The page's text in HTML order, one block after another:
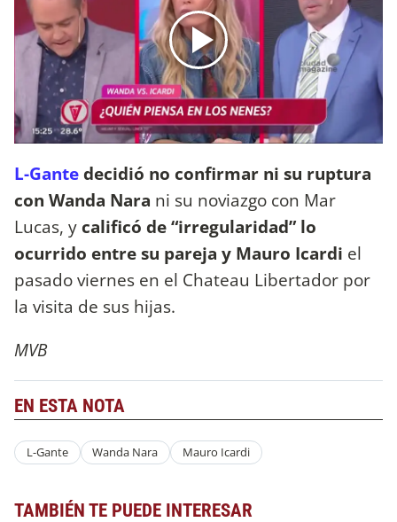
L-Gantedecidió no confirmar ni su ruptura
con Wanda Nara ni su noviazgo con Mar
Lucas, y calificó de “irregularidad” lo
ocurrido entre su pareja y Mauro Icardi el
pasado viernes en el Chateau Libertador por
la visita de sus hijas.
MVB
EN ESTA NOTA
L-Gante Wanda Nara Mauro Icardi
TAMBIÉN TE PUEDE INTERESAR